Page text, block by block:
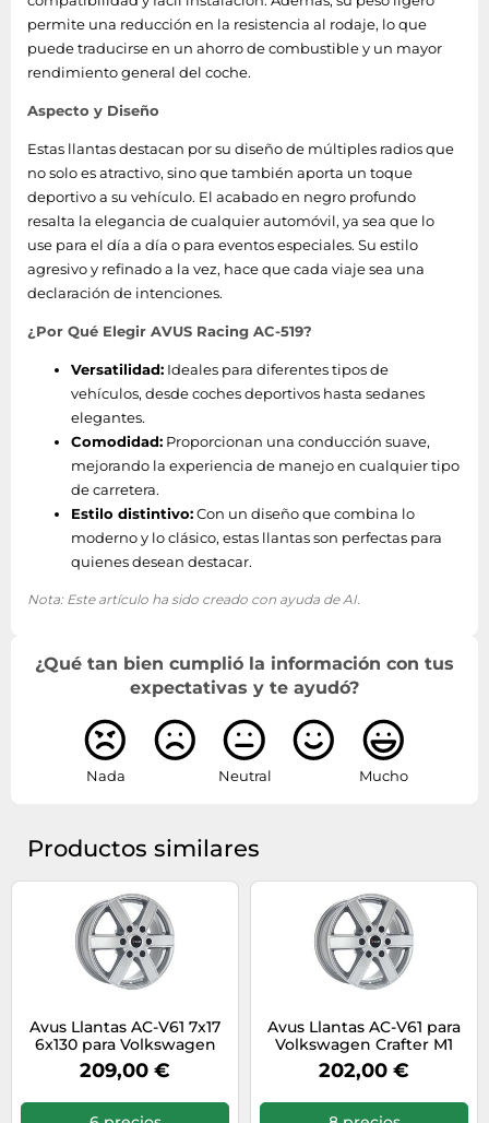
permite una reducción en la resistencia al rodaje, lo que
puede traducirse en un ahorro de combustible y un mayor
rendimiento general del coche.
Aspecto y Diseño
Estas llantas destacan por su diseño de múltiples radios que
no solo es atractivo, sino que también aporta un toque
deportivo a su vehículo. El acabado en negro profundo
resalta la elegancia de cualquier automóvil, ya sea que lo
use para el día a día o para eventos especiales. Su estilo
agresivo y refinado a la vez, hace que cada viaje sea una
declaración de intenciones.
¿Por Qué Elegir AVUS Racing AC-519?
Versatilidad: Ideales para diferentes tipos de
vehículos, desde coches deportivos hasta sedanes
elegantes.
Comodidad: Proporcionan una conducción suave,
mejorando la experiencia de manejo en cualquier tipo
de carretera.
Estilo distintivo:Con un diseño que combina lo
moderno y lo clásico, estas llantas son perfectas para
quienes desean destacar.
Nota: Este artículo ha sido creado con ayuda de AI.
¿Qué tan bien cumplió la información con tus
expectativas y te ayudó?
Nada Neutral Mucho
Productos similares
Avus Llantas AC-V61 7x17
6x130 para Volkswagen
Crafter N1 Hyper Silver
RZY
209,00 €
Avus Llantas AC-V61 para
Volkswagen Crafter M1
7x17 6x130 Hyper Silver
NQJ
202,00 €